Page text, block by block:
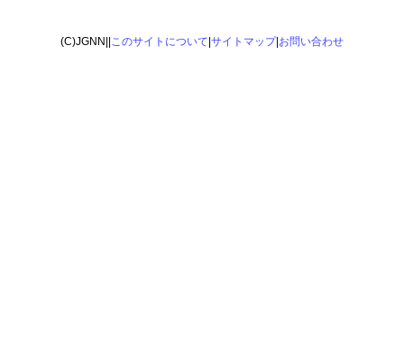
(C)JGNN|| このサイトについて サイトマップ| お問い合わせ